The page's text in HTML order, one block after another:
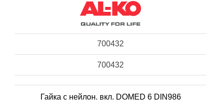
700432
700432
Гайка с нейлон. вкл. DOMED 6 DIN986